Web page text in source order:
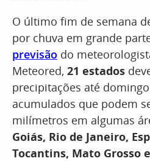
O último fim de semana
por chuva em grande
previsão do
Meteored, 21 estados
precipitações até
acumulados que podem
milímetros em algumas
Goiás, Rio de Janeiro,
Tocantins, Mato Grosso